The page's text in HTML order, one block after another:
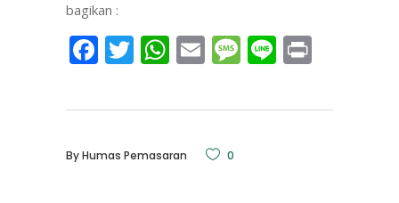
bagikan :
Facebook
Twitter
WhatsApp
EmailMessage
Line
ByHumas Pemasaran 0